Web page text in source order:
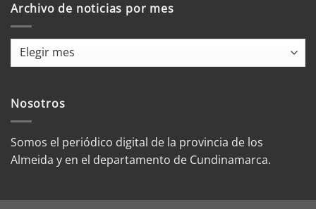
Archivo de noticias por mes
Archivo
mes
Nosotros
Somos el periódico digital de la provincia de los
Almeida y en el departamento de Cundinamarca.